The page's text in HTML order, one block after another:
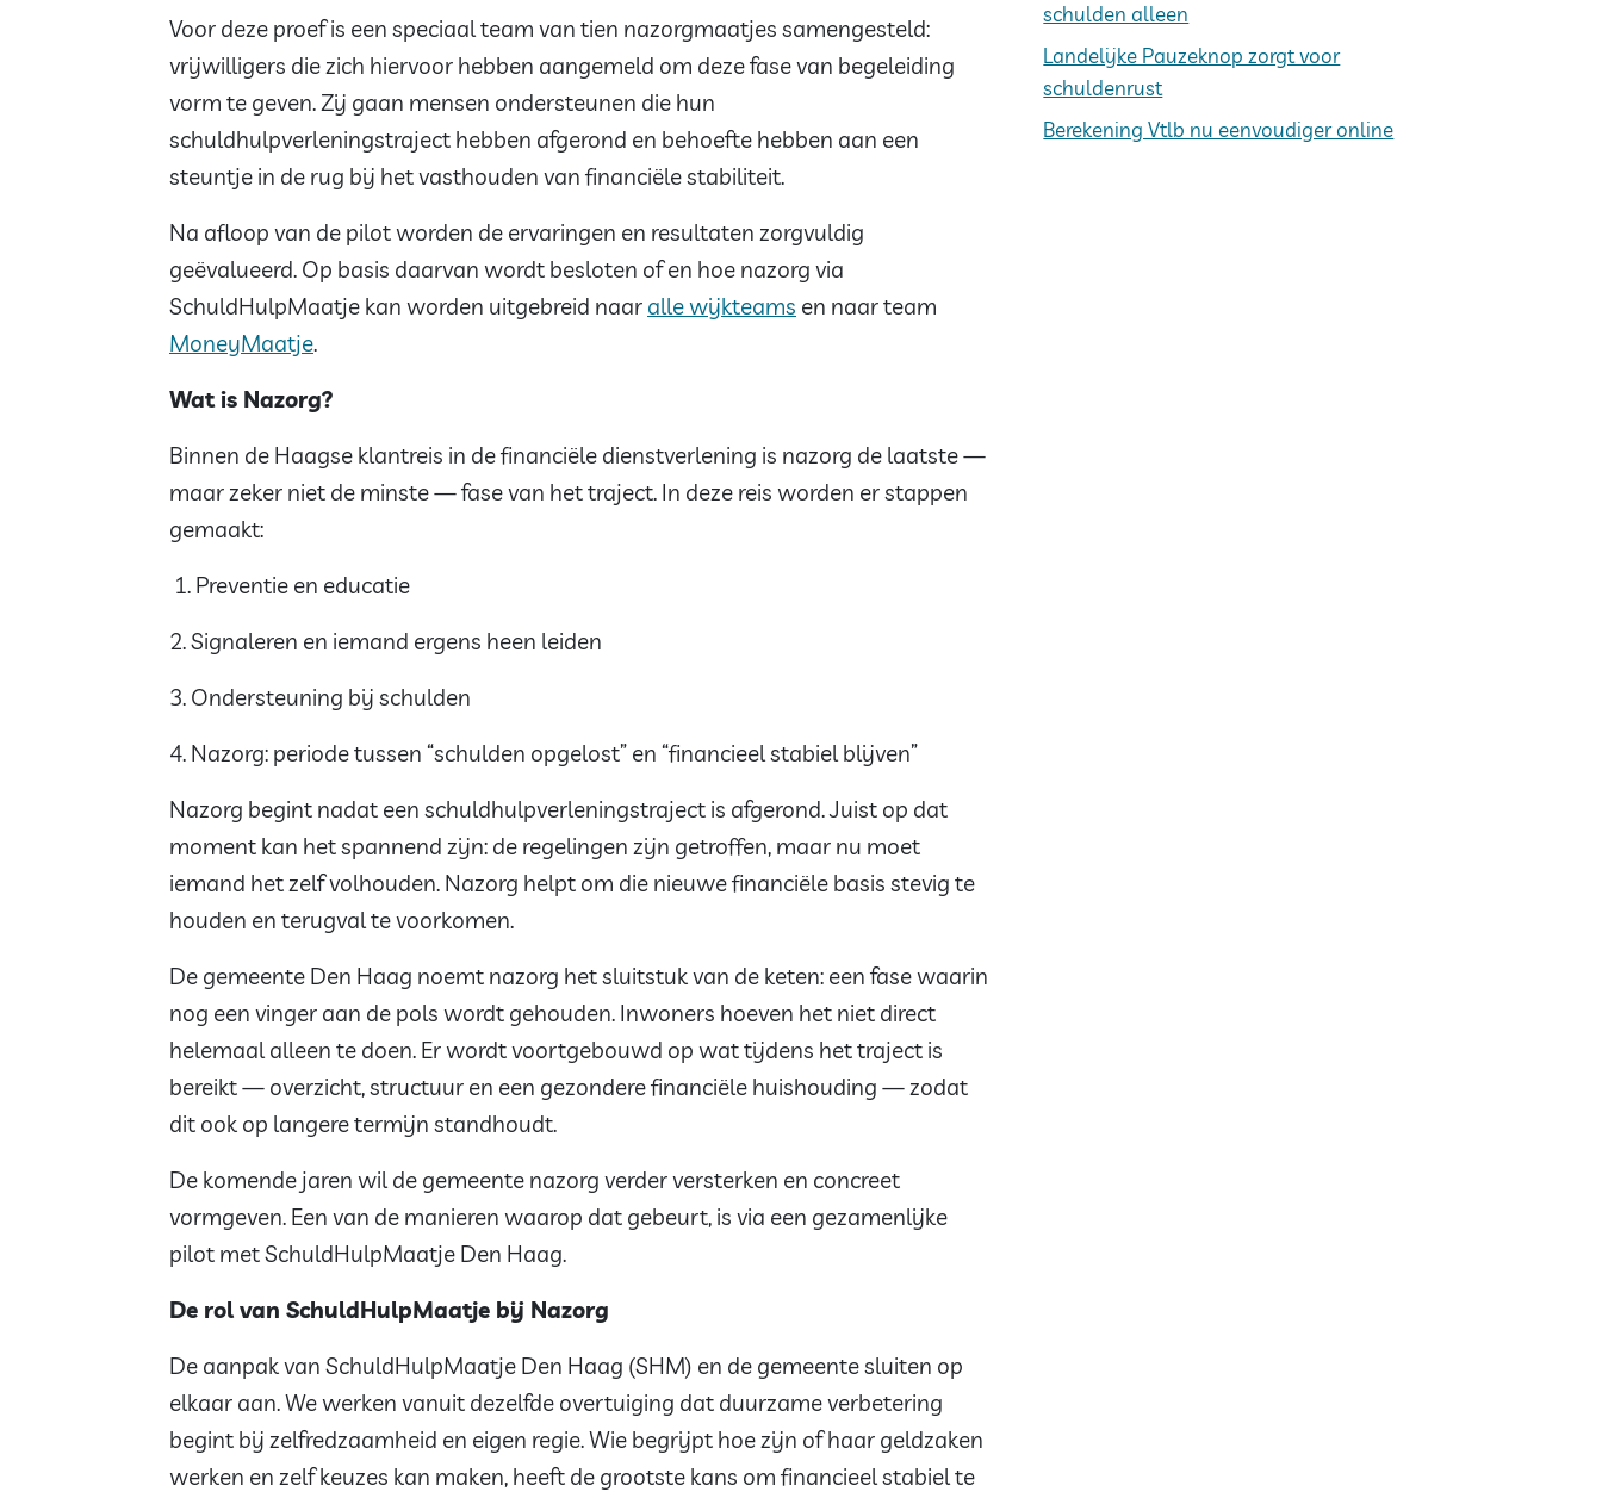
Voor deze proef is een speciaal team van tien nazorgmaatjes samengesteld:
vrijwilligers die zich hiervoor hebben aangemeld om deze fase van begeleiding
vorm te geven. Zij gaan mensen ondersteunen die hun
schuldhulpverleningstraject hebben afgerond en behoefte hebben aan een
steuntje in de rug bij het vasthouden van financiële stabiliteit.
Na afloop van de pilot worden de ervaringen en resultaten zorgvuldig
geëvalueerd. Op basis daarvan wordt besloten of en hoe nazorg via
SchuldHulpMaatje kan worden uitgebreid naar alle wijkteams en naar team
MoneyMaatje.
Wat is Nazorg?
Binnen de Haagse klantreis in de financiële dienstverlening is nazorg de laatste —
maar zeker niet de minste — fase van het traject. In deze reis worden er stappen
gemaakt:
1. Preventie en educatie
2. Signaleren en iemand ergens heen leiden
3. ⁠Ondersteuning bij schulden
4. ⁠Nazorg: periode tussen “schulden opgelost” en “financieel stabiel blijven”
Nazorg begint nadat een schuldhulpverleningstraject is afgerond. Juist op dat
moment kan het spannend zijn: de regelingen zijn getroffen, maar nu moet
iemand het zelf volhouden. Nazorg helpt om die nieuwe financiële basis stevig te
houden en terugval te voorkomen.
De gemeente Den Haag noemt nazorg het sluitstuk van de keten: een fase waarin
nog een vinger aan de pols wordt gehouden. Inwoners hoeven het niet direct
helemaal alleen te doen. Er wordt voortgebouwd op wat tijdens het traject is
bereikt — overzicht, structuur en een gezondere financiële huishouding — zodat
dit ook op langere termijn standhoudt.
De komende jaren wil de gemeente nazorg verder versterken en concreet
vormgeven. Een van de manieren waarop dat gebeurt, is via een gezamenlijke
pilot met SchuldHulpMaatje Den Haag.
De rol van SchuldHulpMaatje bij Nazorg
De aanpak van SchuldHulpMaatje Den Haag (SHM) en de gemeente sluiten op
elkaar aan. We werken vanuit dezelfde overtuiging dat duurzame verbetering
begint bij zelfredzaamheid en eigen regie. Wie begrijpt hoe zijn of haar geldzaken
werken en zelf keuzes kan maken, heeft de grootste kans om financieel stabiel te
schulden alleen
Landelijke Pauzeknop zorgt voor
schuldenrust
Berekening Vtlb nu eenvoudiger online